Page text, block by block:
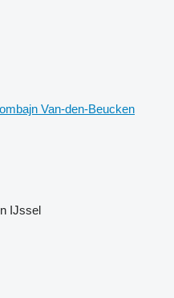
Van-den-Beucken
IJssel